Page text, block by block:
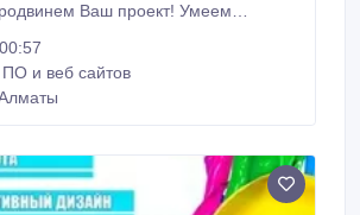
Ваш проект! Умеем
сайтов. Мини
и многое другое. SEO
ПО и веб сайтов